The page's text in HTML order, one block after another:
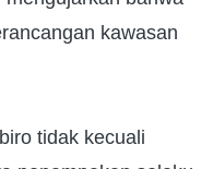
kawasan
tidak kecuali